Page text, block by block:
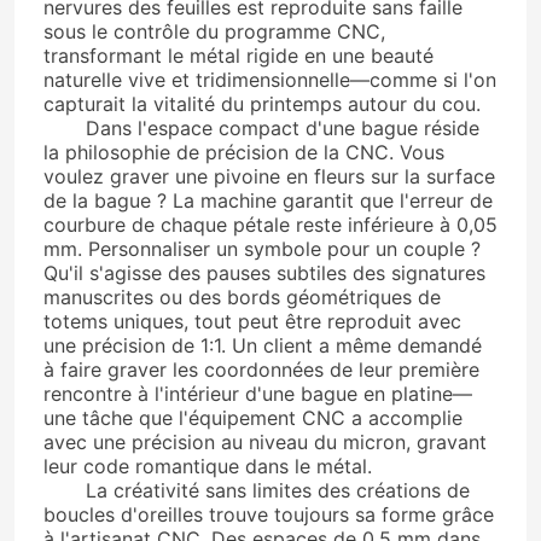
nervures des feuilles est reproduite sans faille
sous le contrôle du programme CNC,
transformant le métal rigide en une beauté
naturelle vive et tridimensionnelle—comme si l'on
capturait la vitalité du printemps autour du cou.
Dans l'espace compact d'une bague réside
la philosophie de précision de la CNC. Vous
voulez graver une pivoine en fleurs sur la surface
de la bague ? La machine garantit que l'erreur de
courbure de chaque pétale reste inférieure à 0,05
mm. Personnaliser un symbole pour un couple ?
Qu'il s'agisse des pauses subtiles des signatures
manuscrites ou des bords géométriques de
totems uniques, tout peut être reproduit avec
une précision de 1:1. Un client a même demandé
à faire graver les coordonnées de leur première
rencontre à l'intérieur d'une bague en platine—
une tâche que l'équipement CNC a accomplie
avec une précision au niveau du micron, gravant
leur code romantique dans le métal.
La créativité sans limites des créations de
boucles d'oreilles trouve toujours sa forme grâce